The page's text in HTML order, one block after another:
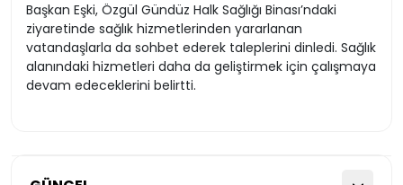
Başkan Eşki, Özgül Gündüz Halk Sağlığı Binası’ndaki
ziyaretinde sağlık hizmetlerinden yararlanan
vatandaşlarla da sohbet ederek taleplerini dinledi. Sağlık
alanındaki hizmetleri daha da geliştirmek için çalışmaya
devam edeceklerini belirtti.